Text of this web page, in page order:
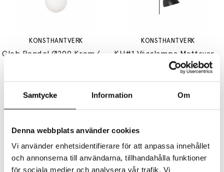
Samtycke Information Om
Denna webbplats använder cookies
Vi använder enhetsidentifierare för att anpassa innehållet
och annonserna till användarna, tillhandahålla funktioner
för sociala medier och analysera vår trafik. Vi
KONSTHANTVERK
Glob Pendel Ø200 Krom/Opalglas
KONSTHANTVERK
3799 kr
KONSTHANTVERK KONSTHANTVERK